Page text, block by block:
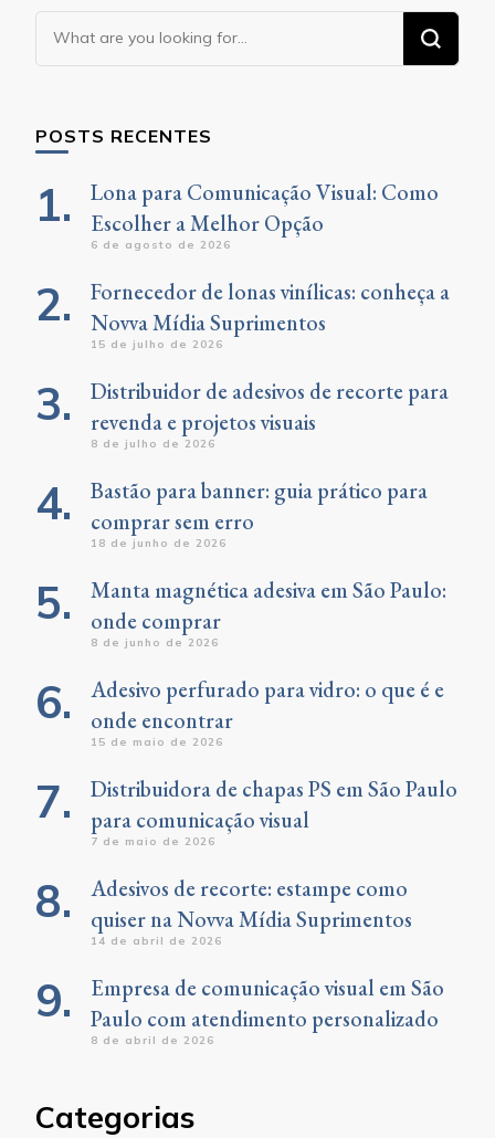
Looking
for
POSTS RECENTES
Lona para Comunicação Visual: Como
Escolher a Melhor Opção
6 de agosto de 2026
Fornecedor de lonas vinílicas: conheça a
Novva Mídia Suprimentos
15 de julho de 2026
Distribuidor de adesivos de recorte para
revenda e projetos visuais
8 de julho de 2026
Bastão para banner: guia prático para
comprar sem erro
18 de junho de 2026
Manta magnética adesiva em São Paulo:
onde comprar
8 de junho de 2026
Adesivo perfurado para vidro: o que é e
onde encontrar
15 de maio de 2026
Distribuidora de chapas PS em São Paulo
para comunicação visual
7 de maio de 2026
Adesivos de recorte: estampe como
quiser na Novva Mídia Suprimentos
14 de abril de 2026
Empresa de comunicação visual em São
Paulo com atendimento personalizado
8 de abril de 2026
Categorias